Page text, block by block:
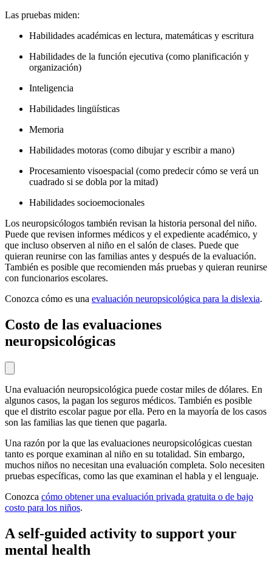
Las pruebas miden:
Habilidades académicas en lectura, matemáticas y escritura
Habilidades de la función ejecutiva (como planificación y
organización)
Inteligencia
Habilidades lingüísticas
Memoria
Habilidades motoras (como dibujar y escribir a mano)
Procesamiento visoespacial (como predecir cómo se verá un
cuadrado si se dobla por la mitad)
Habilidades socioemocionales
Los neuropsicólogos también revisan la historia personal del niño.
Puede que revisen informes médicos y el expediente académico, y
que incluso observen al niño en el salón de clases. Puede que
quieran reunirse con las familias antes y después de la evaluación.
También es posible que recomienden más pruebas y quieran reunirse
con funcionarios escolares.
Conozca cómo es una evaluación neuropsicológica para la dislexia.
Costo de las evaluaciones
neuropsicológicas
Una evaluación neuropsicológica puede costar miles de dólares. En
algunos casos, la pagan los seguros médicos. También es posible
que el distrito escolar pague por ella. Pero en la mayoría de los casos
son las familias las que tienen que pagarla.
Una razón por la que las evaluaciones neuropsicológicas cuestan
tanto es porque examinan al niño en su totalidad. Sin embargo,
muchos niños no necesitan una evaluación completa. Solo necesiten
pruebas específicas, como las que examinan el habla y el lenguaje.
Conozca cómo obtener una evaluación privada gratuita o de bajo
costo para los niños.
A self-guided activity to support your
mental health